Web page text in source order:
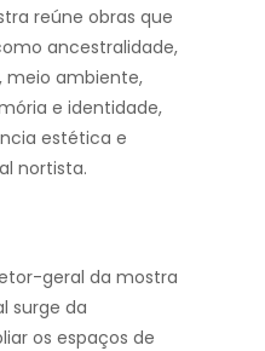
reúne obras que
ancestralidade,
meio ambiente,
e identidade,
estética e
nortista.
geral da mostra
surge da
os espaços de